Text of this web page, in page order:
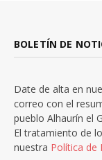
BOLETÍN DE
Date de alta en
correo con el
pueblo Alhaurín el
El tratamiento de
nuestra Política de